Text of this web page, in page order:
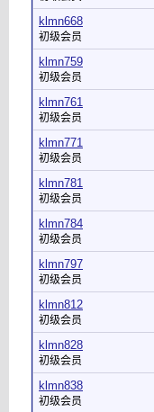
klmn668
初级会员
klmn759
初级会员
klmn761
初级会员
klmn771
初级会员
klmn781
初级会员
klmn784
初级会员
klmn797
初级会员
klmn812
初级会员
klmn828
初级会员
klmn838
初级会员